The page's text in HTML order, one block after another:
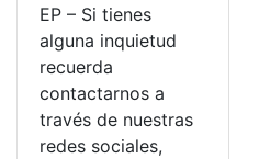
EP – Si tienes
alguna inquietud
recuerda
contactarnos a
través de nuestras
redes sociales,